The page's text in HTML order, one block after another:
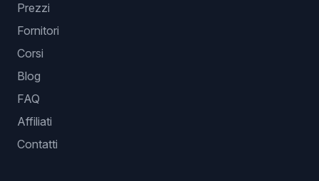
Prezzi
Fornitori
Corsi
Blog
FAQ
Affiliati
Contatti